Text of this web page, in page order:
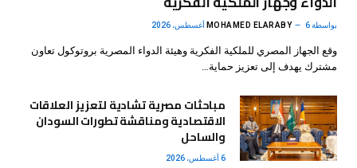
بواسطة MOHAMED ELARABY 6 أغسطس، 2026
وقع الجهاز المصري للملكية الفكرية وهيئة الدواء المصرية بروتوكول تعاون
مشترك يهدف إلى تعزيز حماية…
مباحثات مصرية تشادية لتعزيز العلاقات
الاقتصادية ومناقشة تطورات السودان
والساحل
6 أغسطس، 2026